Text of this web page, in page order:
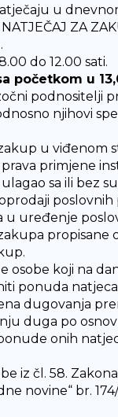
u
ZA
do 12.00 sati.
početkom u
podnositelji
njihovi
u viđenom
primjene
sa ili bez
poslovnih
u uređenje
propisane
osobe koji na
ponuda
dugovanja
duga po
onih
iz čl. 58.
novine“ br.